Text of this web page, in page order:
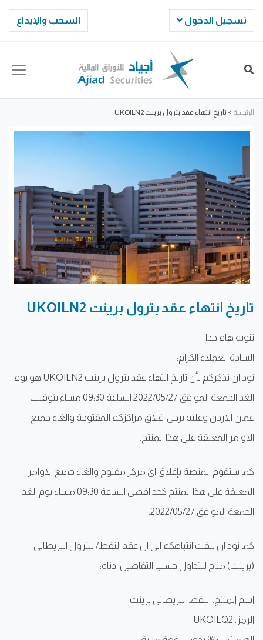
السحب والإيداع تسجيل الدخول
الرئيسية > تاريخ انتهاء عقد بترول برينت UKOILN2
تاريخ انتهاء عقد بترول برينت UKOILN2
تنويه هام جدا
السادة العملاء الكرام:
نود ان نذكركم بأن تاريخ انتهاء عقد بترول برينت UKOILN2 هو يوم
الغد الجمعة الموافق 2022/05/27 الساعة 09:30 مساء بتوقيت
عمان الاردن وعليه يرجى اغلاق مراكزكم المفتوحة والغاء جميع
الاوامر المعلقة على هذا المنتج.
كما ستقوم المنصة بإغلاق اي مركز مفتوح والغاء جميع الاوامر
المعلقة على هذا المنتج كحد اقصى الساعة 09:30 مساء يوم الغد
الجمعة الموافق 2022/05/27.
كما نود ان نلفت انتباهكم الى ان عقد النفط/البترول البريطاني
(برينت) متاح للتداول حسب التفاصيل ادناه:
اسم المنتج: النفط البريطاني برينت
الرمز: UKOILQ2